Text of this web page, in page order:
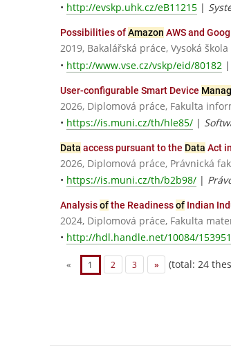
• http://evskp.uhk.cz/eB11215 |
Possibilities ofAmazon AWS and
2019, Bakalářská práce, Vysoká
• http://www.vse.cz/vskp/eid/80182 |
User-configurable Smart Device
2026, Diplomová práce, Fakulta
• https://is.muni.cz/th/hle85/ |
Data access pursuant to the Data Act
2026, Diplomová práce, Právnická
• https://is.muni.cz/th/b2b98/ |
Analysisofthe Readinessof Indian
2024, Diplomová práce, Fakulta
• http://hdl.handle.net/10084/153951
« 1 2 3 » (total: 24